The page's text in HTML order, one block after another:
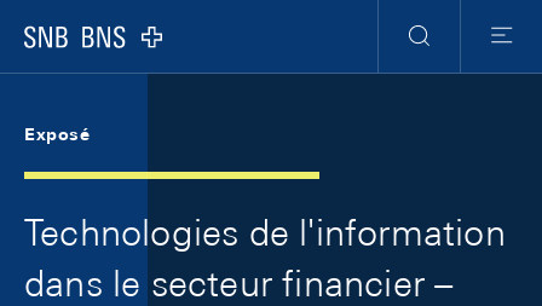
Logo
RechercheMenu
Exposé
Technologies de l'information
dans le secteur financier –